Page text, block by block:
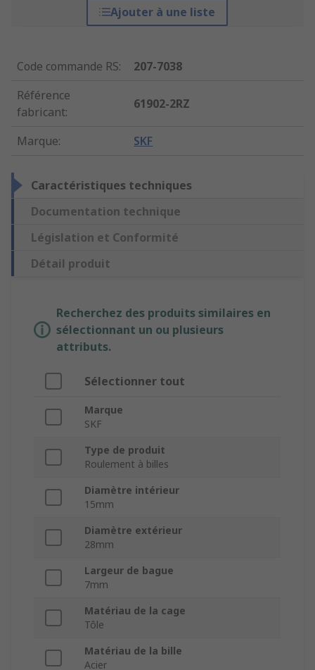
Ajouter à une liste
Code commande RS:
207-7038
Référence
fabricant:
61902-2RZ
Marque: SKF
Caractéristiques techniques
Documentation technique
Législation et Conformité
Détail produit
Recherchez des produits similaires en
sélectionnant un ou plusieurs
attributs.
Sélectionner tout
Marque
SKF
Type de produit
Roulement à billes
Diamètre intérieur
15mm
Diamètre extérieur
28mm
Largeur de bague
7mm
Matériau de la cage
Tôle
Matériau de la bille
Acier